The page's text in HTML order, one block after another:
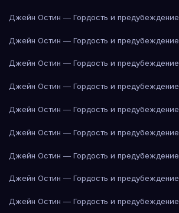
Джейн Остин — Гордость и предубеждение
Джейн Остин — Гордость и предубеждение
Джейн Остин — Гордость и предубеждение
Джейн Остин — Гордость и предубеждение
Джейн Остин — Гордость и предубеждение
Джейн Остин — Гордость и предубеждение
Джейн Остин — Гордость и предубеждение
Джейн Остин — Гордость и предубеждение
Джейн Остин — Гордость и предубеждение